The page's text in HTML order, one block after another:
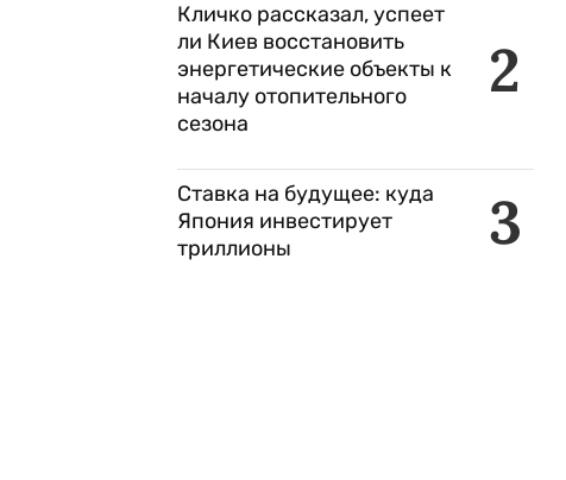
2
Кличко рассказал, успеет
ли Киев восстановить
энергетические объекты к
началу отопительного
сезона
3
Ставка на будущее: куда
Япония инвестирует
триллионы